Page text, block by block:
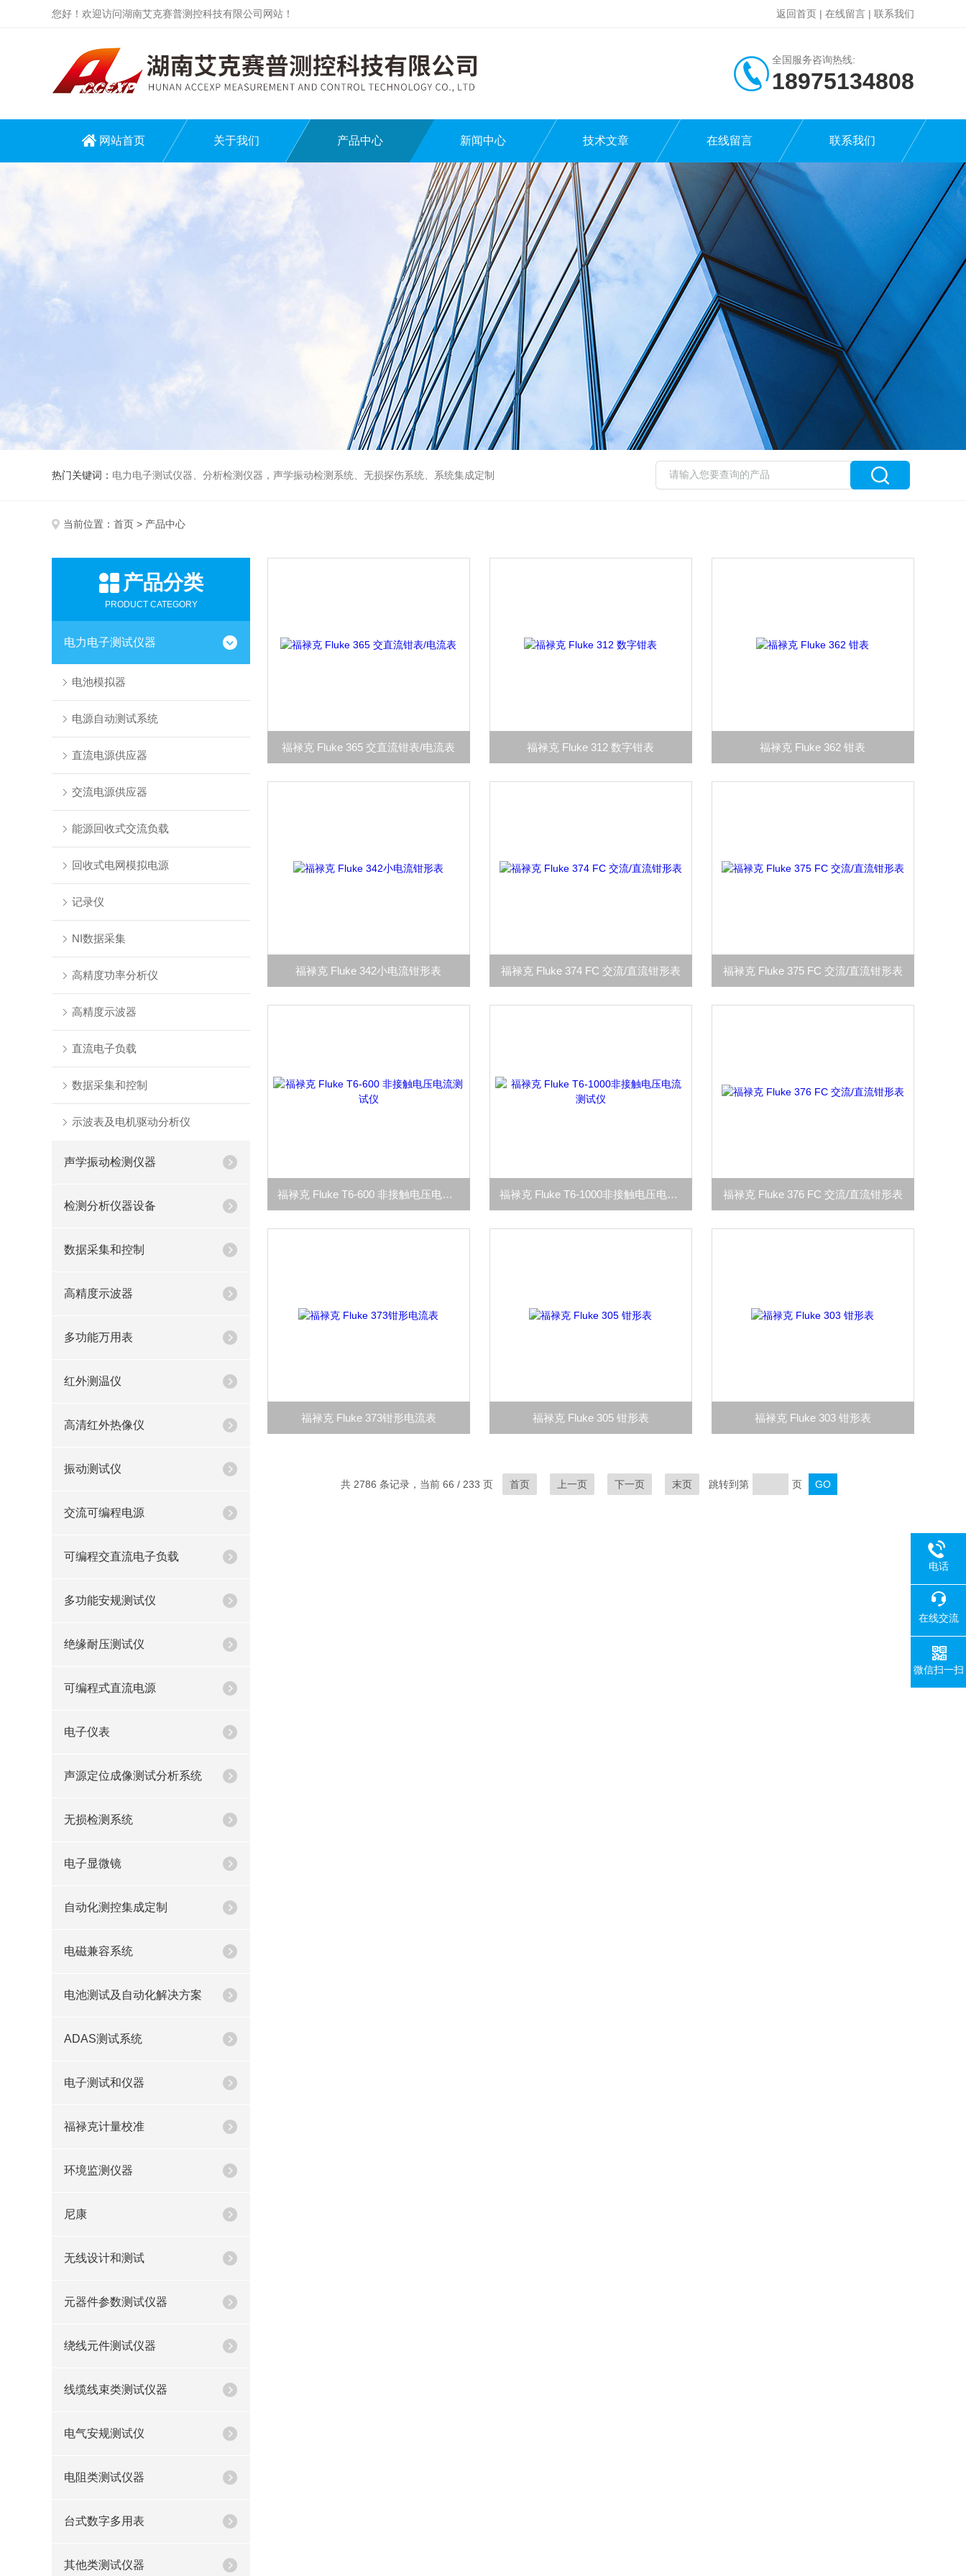
您好！欢迎访问湖南艾克赛普测控科技有限公司网站！ 返回首页 | 在线留言 | 联系我们
全国服务咨询热线:
18975134808
网站首页 关于我们 产品中心 新闻中心 技术文章 在线留言 联系我们
热门关键词： 电力电子测试仪器、分析检测仪器，声学振动检测系统、无损探伤系统、系统集成定制
当前位置： 首页 > 产品中心
产品分类
PRODUCT CATEGORY
电力电子测试仪器
电池模拟器
电源自动测试系统
直流电源供应器
交流电源供应器
能源回收式交流负载
回收式电网模拟电源
记录仪
NI数据采集
高精度功率分析仪
高精度示波器
直流电子负载
数据采集和控制
示波表及电机驱动分析仪
声学振动检测仪器
检测分析仪器设备
数据采集和控制
高精度示波器
多功能万用表
红外测温仪
高清红外热像仪
振动测试仪
交流可编程电源
可编程交直流电子负载
多功能安规测试仪
绝缘耐压测试仪
可编程式直流电源
电子仪表
声源定位成像测试分析系统
无损检测系统
电子显微镜
自动化测控集成定制
电磁兼容系统
电池测试及自动化解决方案
ADAS测试系统
电子测试和仪器
福禄克计量校准
环境监测仪器
尼康
无线设计和测试
元器件参数测试仪器
绕线元件测试仪器
线缆线束类测试仪器
电气安规测试仪
电阻类测试仪器
台式数字多用表
其他类测试仪器
福禄克 Fluke 365 交直流钳表/电流表 福禄克 Fluke 312 数字钳表 福禄克 Fluke 362 钳表
福禄克 Fluke 342小电流钳形表 福禄克 Fluke 374 FC 交流/直流钳形表 福禄克 Fluke 375 FC 交流/直流钳形表
福禄克 Fluke T6-600 非接触电压电流测试仪 福禄克 Fluke T6-1000非接触电压电流测试仪 福禄克 Fluke 376 FC 交流/直流钳形表
福禄克 Fluke 373钳形电流表 福禄克 Fluke 305 钳形表 福禄克 Fluke 303 钳形表
共 2786 条记录，当前 66 / 233 页 首页 上一页 下一页 末页 跳转到第 页
电话
在线交流
微信扫一扫